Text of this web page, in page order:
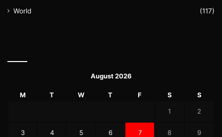
World
(117)
August 2026
M T W T F S S
1 2
3 4 5 6 7 8 9